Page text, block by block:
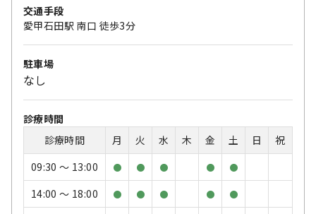
交通手段
愛甲石田駅 南口 徒歩3分
駐車場
なし
診療時間
診療時間
月 火 水 木 金 土 日
祝
09:30 〜 13:00
● ● ● ● ●
14:00 〜 18:00 ● ● ● ● ●